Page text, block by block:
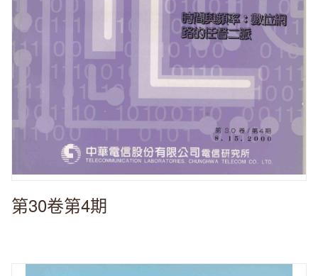
第30卷第4期